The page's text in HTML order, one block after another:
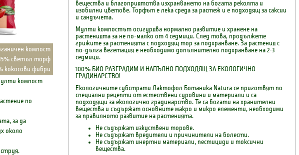
компост
светъл торф
кокосови фибри
компост
по
за да
около
вещества и благоприятства изхранването на богата реколта и
изобилни цветове. Торфът е лека среда за растеж и е подходящ за саксии
и сандъчета.
Мулти компостът осигурява нормално развитие и хранене на
растенията за не по-малко от 4 седмици. След това, продължете
грижите за растенията с подходящ тор за подхранване. За растения с
по-дълга вегетация е необходимо допълнително подхранване на 2-3
седмици.
100% БИО РАЗГРАДИМ И НАПЪЛНО ПОДХОДЯЩ ЗА ЕКОЛОГИЧНО
ГРАДИНАРСТВО!
Екологичните субстрати Лактофол Ботаника Natura се приготвят по
специални рецепти от естествени суровини и материали и са
подходящи за екологично градинарство. Те са богати на хранителни
вещества и съдържат основните макро и микро елементи, необходими
за правилното развитие на растенията.
Не съдържат изкуствени торове.
Не съдържат вредители и причинители на болести.
Не съдържат инертни материали, пестициди и токсични
вещества.